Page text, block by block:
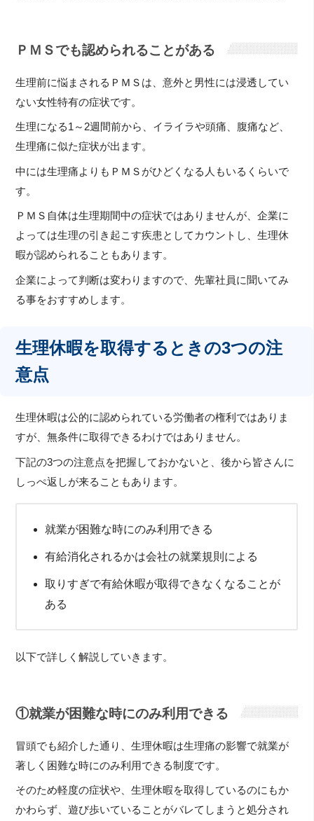
ＰＭＳでも認められることがある
生理前に悩まされるＰＭＳは、意外と男性には浸透してい
ない女性特有の症状です。
生理になる1～2週間前から、イライラや頭痛、腹痛など、
生理痛に似た症状が出ます。
中には生理痛よりもＰＭＳがひどくなる人もいるくらいで
す。
ＰＭＳ自体は生理期間中の症状ではありませんが、企業に
よっては生理の引き起こす疾患としてカウントし、生理休
暇が認められることもあります。
企業によって判断は変わりますので、先輩社員に聞いてみ
る事をおすすめします。
生理休暇を取得するときの3つの注
意点
生理休暇は公的に認められている労働者の権利ではありま
すが、無条件に取得できるわけではありません。
下記の3つの注意点を把握しておかないと、後から皆さんに
しっぺ返しが来ることもあります。
就業が困難な時にのみ利用できる
有給消化されるかは会社の就業規則による
取りすぎで有給休暇が取得できなくなることが
ある
以下で詳しく解説していきます。
①就業が困難な時にのみ利用できる
冒頭でも紹介した通り、生理休暇は生理痛の影響で就業が
著しく困難な時にのみ利用できる制度です。
そのため軽度の症状や、生理休暇を取得しているのにもか
かわらず、遊び歩いていることがバレてしまうと処分され